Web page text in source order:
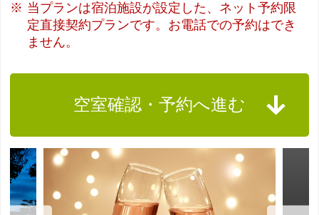
当プランは宿泊施設が設定した、ネット予約限
定直接契約プランです。お電話での予約はでき
ません。
空室確認・予約へ進む